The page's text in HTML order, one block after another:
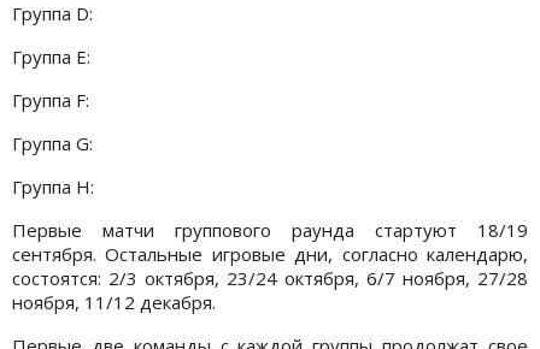
Группа D:
Группа E:
Группа F:
Группа G:
Группа H:
Первые матчи группового раунда стартуют 18/19
сентября. Остальные игровые дни, согласно календарю,
состоятся: 2/3 октября, 23/24 октября, 6/7 ноября, 27/28
ноября, 11/12 декабря.